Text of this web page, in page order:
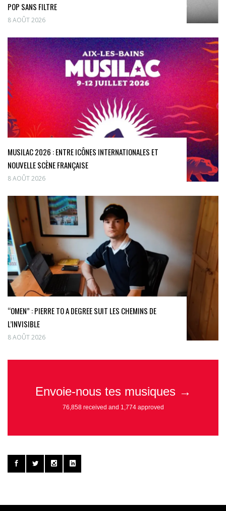
POP SANS FILTRE
8 AOÛT 2026
MUSILAC 2026 : ENTRE ICÔNES INTERNATIONALES ET
NOUVELLE SCÈNE FRANÇAISE
8 AOÛT 2026
“OMEN” : PIERRE TO A DEGREE SUIT LES CHEMINS DE
L’INVISIBLE
8 AOÛT 2026